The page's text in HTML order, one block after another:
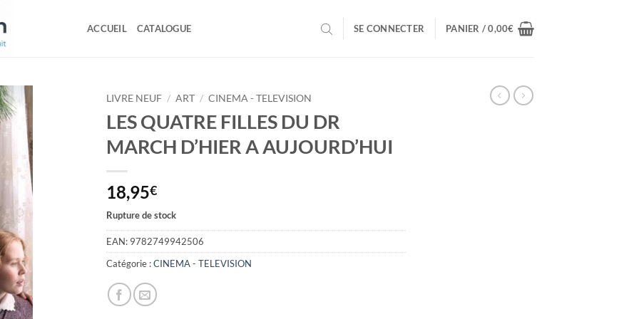
ACCUEIL CATALOGUE SE CONNECTER PANIER /0,00€
LIVRE NEUF / ART / CINEMA - TELEVISION
LES QUATRE FILLES DU DR
MARCH D’HIER A AUJOURD’HUI
18,95€
Rupture de stock
EAN: 9782749942506
Catégorie :CINEMA - TELEVISION